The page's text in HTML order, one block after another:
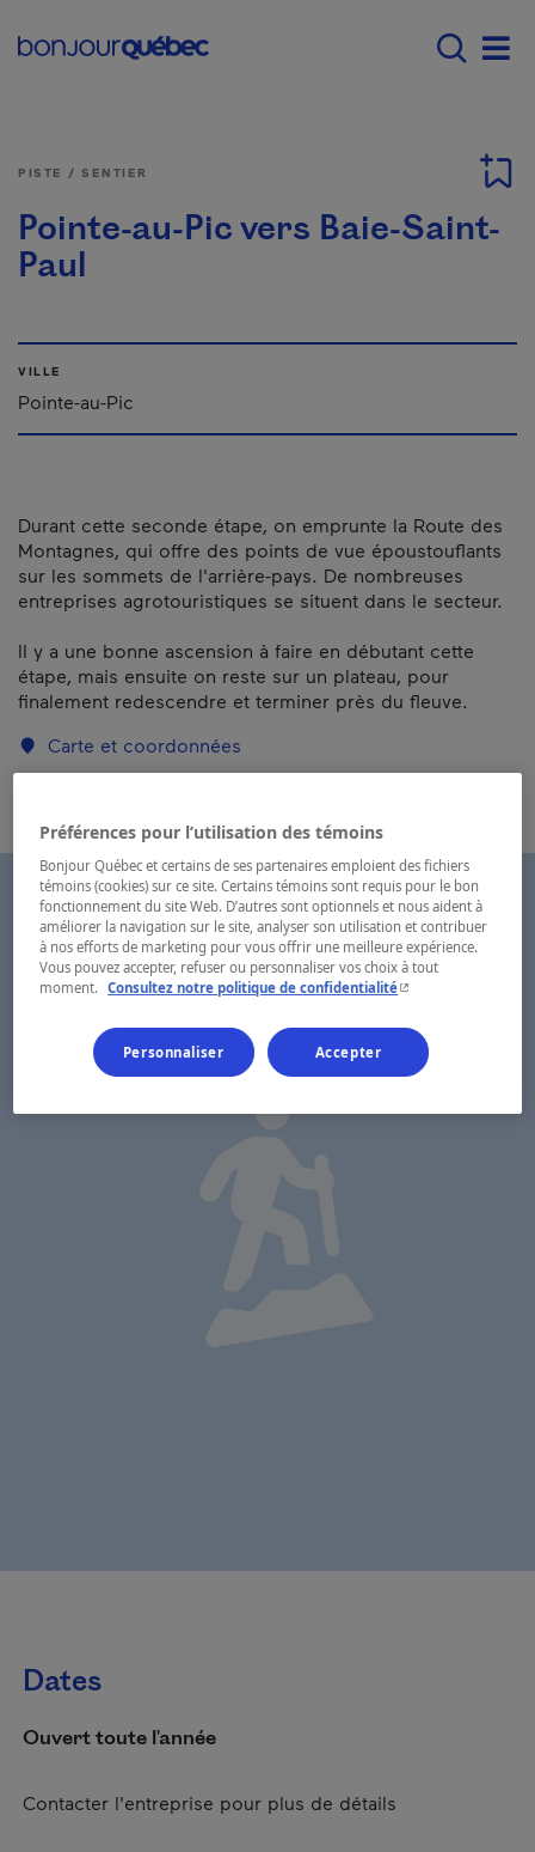
Main navigation -
PISTE / SENTIER
Pointe-au-Pic vers Baie-Saint-
Paul
VILLE
Pointe-au-Pic
Durant cette seconde étape, on emprunte la Route des
Montagnes, qui offre des points de vue époustouflants
sur les sommets de l'arrière-pays. De nombreuses
entreprises agrotouristiques se situent dans le secteur.
Il y a une bonne ascension à faire en débutant cette
étape, mais ensuite on reste sur un plateau, pour
finalement redescendre et terminer près du fleuve.
Carte et coordonnées
Dates
Ouvert toute l'année
Contacter l'entreprise pour plus de détails
Préférences pour l’utilisation des témoins
Bonjour Québec et certains de ses partenaires emploient des fichiers
témoins (cookies) sur ce site. Certains témoins sont requis pour le bon
fonctionnement du site Web. D’autres sont optionnels et nous aident à
améliorer la navigation sur le site, analyser son utilisation et contribuer
à nos efforts de marketing pour vous offrir une meilleure expérience.
Vous pouvez accepter, refuser ou personnaliser vos choix à tout
moment.
Consultez notre politique de confidentialité- Cet hyperlien
Personnaliser Accepter